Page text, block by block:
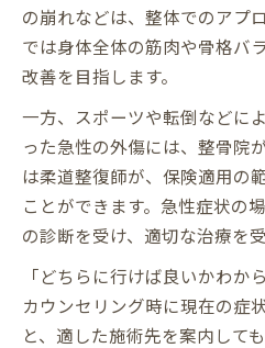
の崩れなどは、整体でのアプ
では身体全体の筋肉や骨格バ
改善を目指します。
一方、スポーツや転倒などに
った急性の外傷には、整骨院
は柔道整復師が、保険適用の
ことができます。急性症状の
の診断を受け、適切な治療を
「どちらに行けば良いかわか
カウンセリング時に現在の症
と、適した施術先を案内して